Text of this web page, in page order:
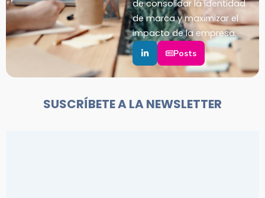
de consolidar la identidad
de marca y maximizar el
impacto de la empresa.
Posts
SUSCRÍBETE A LA NEWSLETTER